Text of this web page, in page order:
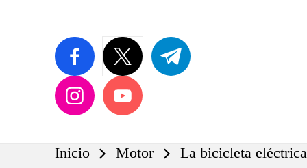
facebook.comtwitter.com t.me
instagram.comyoutube.com
Inicio Motor La bicicleta